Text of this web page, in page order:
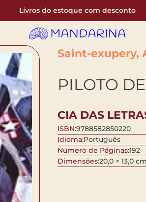
Livros do estoque com desconto
Saint-exupery,
PILOTO
CIA DAS
ISBN:9788582850220
Idioma:Português
Número de Páginas:192
Dimensões:20,0 × 13,0 cm